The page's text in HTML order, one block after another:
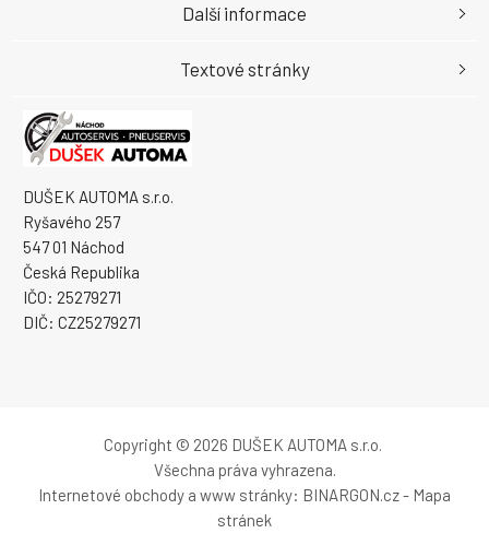
DUŠEK AUTOMA s.r.o.
Ryšavého 257
547 01 Náchod
Česká Republika
IČO: 25279271
DIČ: CZ25279271
Další informace
Textové stránky
Copyright © 2026 DUŠEK AUTOMA s.r.o.
Všechna práva vyhrazena.
Internetové obchody a www stránky: BINARGON.cz- Mapa
stránek